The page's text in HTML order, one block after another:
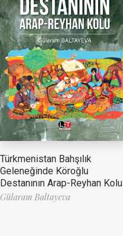
Türkmenistan Bahşılık
Geleneğinde Köroğlu
Destanının Arap-Reyhan Kolu
Gülaram Baltayeva